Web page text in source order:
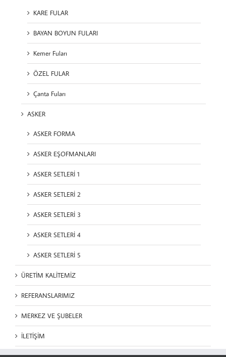
KARE FULAR
BAYAN BOYUN FULARI
Kemer Fuları
ÖZEL FULAR
Çanta Fuları
ASKER
ASKER FORMA
ASKER EŞOFMANLARI
ASKER SETLERİ 1
ASKER SETLERİ 2
ASKER SETLERİ 3
ASKER SETLERİ 4
ASKER SETLERİ 5
ÜRETİM KALİTEMİZ
REFERANSLARIMIZ
MERKEZ VE ŞUBELER
İLETİŞİM